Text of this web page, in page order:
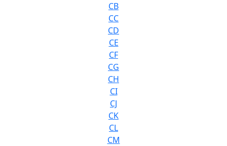
CB
CC
CD
CE
CF
CG
CH
CI
CJ
CK
CL
CM